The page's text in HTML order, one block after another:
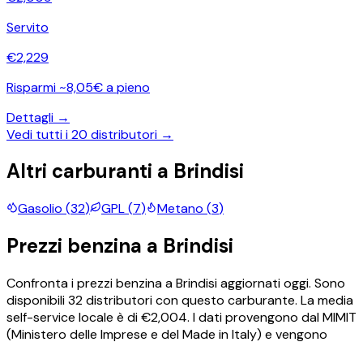
Servito
€2,229
Risparmi ~8,05€ a pieno
Dettagli →
Vedi tutti i20 distributori →
Altri carburanti a Brindisi
Gasolio (32) GPL(7) Metano (3)
Prezzi benzina a Brindisi
Confronta i prezzibenzinaaBrindisiaggiornati oggi. Sono
disponibili32distributori con questo carburante. La media
self-service locale è di €2,004. I dati provengono dal MIMIT
(Ministero delle Imprese e del Made in Italy) e vengono